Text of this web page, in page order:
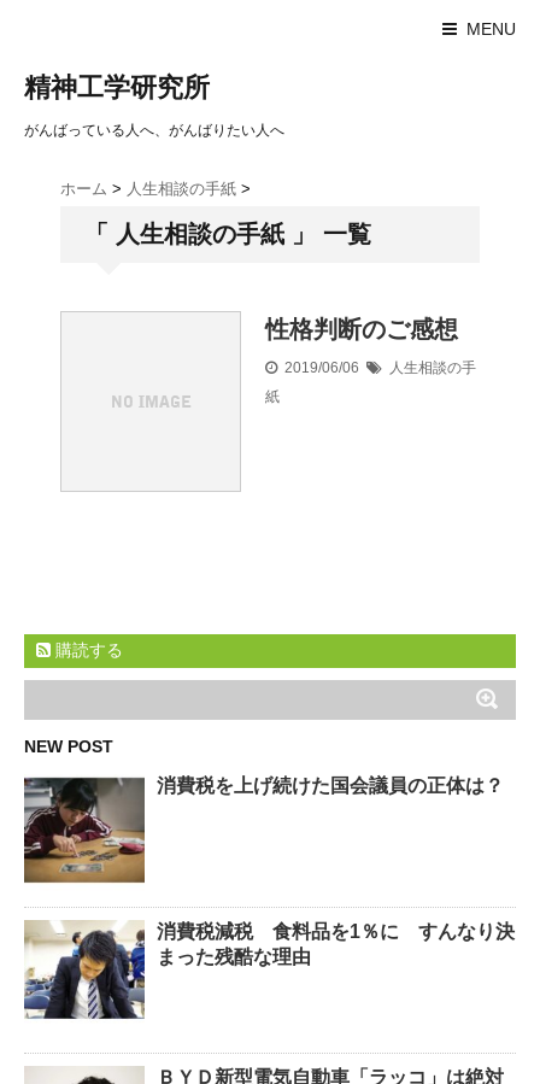
MENU
精神工学研究所
がんばっている人へ、がんばりたい人へ
ホーム > 人生相談の手紙 >
「 人生相談の手紙 」 一覧
性格判断のご感想
2019/06/06
人生相談の手
紙
購読する
NEW POST
消費税を上げ続けた国会議員の正体は？
消費税減税 食料品を1％に すんなり決
まった残酷な理由
ＢＹＤ新型電気自動車「ラッコ」は絶対